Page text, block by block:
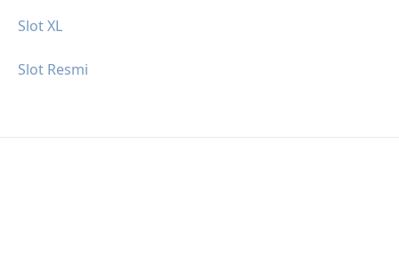
Slot XL
Slot Resmi